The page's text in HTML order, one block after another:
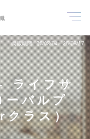
掲載期間 26/08/04～26/08/17
ライフサ
ーバルプ
クラス）